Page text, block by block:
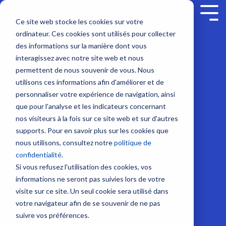
Ce site web stocke les cookies sur votre
ordinateur. Ces cookies sont utilisés pour collecter
des informations sur la manière dont vous
interagissez avec notre site web et nous
permettent de nous souvenir de vous. Nous
utilisons ces informations afin d'améliorer et de
personnaliser votre expérience de navigation, ainsi
que pour l'analyse et les indicateurs concernant
nos visiteurs à la fois sur ce site web et sur d'autres
supports. Pour en savoir plus sur les cookies que
nous utilisons, consultez notrepolitique de
confidentialité.
Si vous refusez l'utilisation des cookies, vos
informations ne seront pas suivies lors de votre
visite sur ce site. Un seul cookie sera utilisé dans
votre navigateur afin de se souvenir de ne pas
suivre vos préférences.
Skip
main
content.
Sondeurs et Sonars
Sondeurs
Modules
NavNet
et
TIMEZERO
Sonars
pour
la
pêche
Combinés multifonction
NavNet
TZtouch
GP1971F
et
GP1871F
Accessoires
NavNet
Positionnement et Cartographie
GPS
Communication et
Radio
VHF
Antennes
VHF
Radio
BLU
Système
Iridium
Système
Service sur mesure
Contrat de maintenance SBM
Interventions à bord
Support et Suivi à distance
Class surveys
Atelier et Etudes R & D
Formation sur
mesure
NavSkills Online
Centre de formation
Formation ECDIS CBT
Programme Furuno
Sur nous
Société
Emploi
Partenaires
Contenus
Nouveautés
Furuno Academy
Monde Furuno
Furuno France
- Décembre
SUPPORT
Nous contacter
Tarifs et Catalogues
Trouver un revendeur
Enregistrer un produit
Programmation de balise
Nouveautés
ABONNEZ-VOUS !